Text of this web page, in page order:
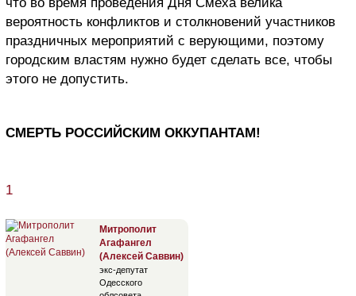
вероятность конфликтов и столкновений участников
праздничных мероприятий с верующими, поэтому
городским властям нужно будет сделать все, чтобы
этого не допустить.
СМЕРТЬ РОССИЙСКИМ ОККУПАНТАМ!
1
Митрополит
Агафангел
(Алексей Саввин)
экс-депутат
Одесского